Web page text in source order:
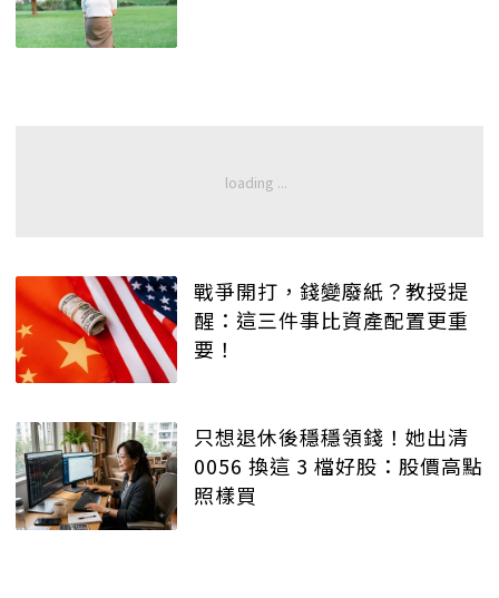
戰爭開打，錢變廢紙？教授提
醒：這三件事比資產配置更重
要！
只想退休後穩穩領錢！她出清
0056 換這 3 檔好股：股價高點
照樣買